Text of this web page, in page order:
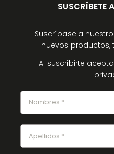
SUSCRÍBETE
Suscríbase a
nuevos productos,
Al suscribirte